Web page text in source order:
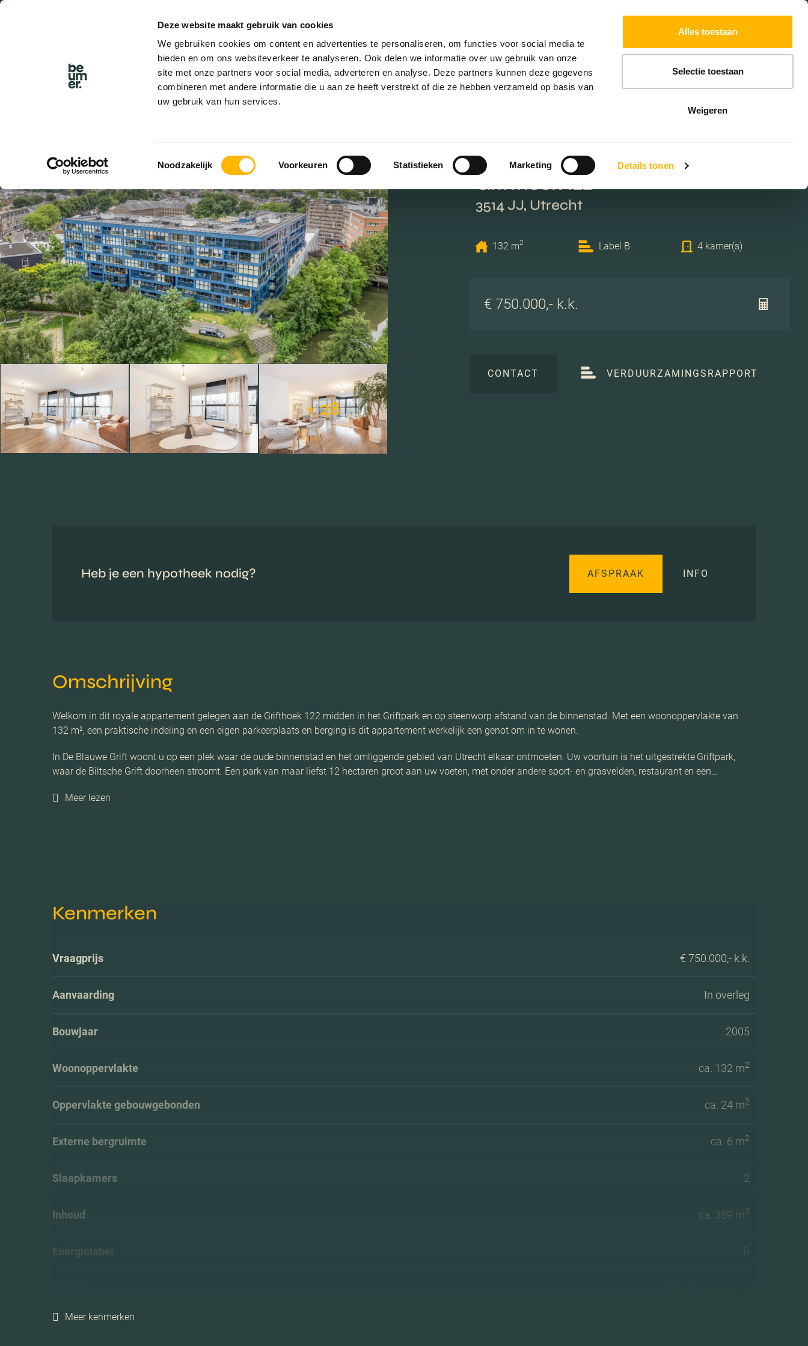
Deze website maakt gebruik van cookies
We gebruiken cookies om content en advertenties te personaliseren, om functies voor social media te
bieden en om ons websiteverkeer te analyseren. Ook delen we informatie over uw gebruik van onze
site met onze partners voor social media, adverteren en analyse. Deze partners kunnen deze gegevens
combineren met andere informatie die u aan ze heeft verstrekt of die ze hebben verzameld op basis van
uw gebruik van hun services.
Toestemmingsselectie
Noodzakelijk Voorkeuren Statistieken Marketing Details tonen
Alles toestaan
Selectie toestaan
Weigeren
EXTRA DIENSTEN
+ 28
Grifthoek 122
3514 JJ, Utrecht
132 m2 Label B 4 kamer(s)
€ 750.000,- k.k.
CONTACT VERDUURZAMINGSRAPPORT
Heb je een hypotheek nodig? AFSPRAAK INFO
Omschrijving
Welkom in dit royale appartement gelegen aan de Grifthoek 122 midden in het Griftpark en op steenworp afstand van de binnenstad. Met een woonoppervlakte van
132 m², een praktische indeling en een eigen parkeerplaats en berging is dit appartement werkelijk een genot om in te wonen.
In De Blauwe Grift woont u op een plek waar de oude binnenstad en het omliggende gebied van Utrecht elkaar ontmoeten. Uw voortuin is het uitgestrekte Griftpark,
waar de Biltsche Grift doorheen stroomt. Een park van maar liefst 12 hectaren groot aan uw voeten, met onder andere sport- en grasvelden, restaurant en een…
Meer lezen
Kenmerken
Vraagprijs € 750.000,- k.k.
Aanvaarding In overleg
Bouwjaar 2005
Woonoppervlakte ca. 132 m2
Oppervlakte gebouwgebonden ca. 24 m2
Externe bergruimte ca. 6 m2
Slaapkamers 2
Inhoud ca. 389 m3
Energielabel B
Verwarming
Meer kenmerken